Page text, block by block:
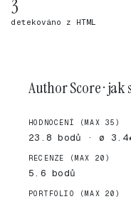
3
detekováno z HTML
Author Score · jak
HODNOCENÍ (MAX 35)
23.8 bodů · ø
RECENZE (MAX 20)
5.6 bodů
PORTFOLIO (MAX 20)